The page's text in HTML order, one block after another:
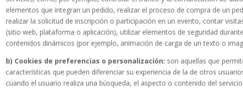
elementos que integran un pedido, realizar el proceso de compra de un
realizar la solicitud de inscripción o participación en un evento, contar
(sitio web, plataforma o aplicación), utilizar elementos de seguridad
contenidos dinámicos (por ejemplo, animación de carga de un texto o
b) Cookies de preferencias o personalización: son aquellas que
características que pueden diferenciar su experiencia de la de otros
cuando el usuario realiza una búsqueda, el aspecto o contenido del